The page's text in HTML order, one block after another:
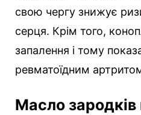
свою чергу знижує
серця. Крім того,
запалення і тому
ревматоїдним
Масло зародків